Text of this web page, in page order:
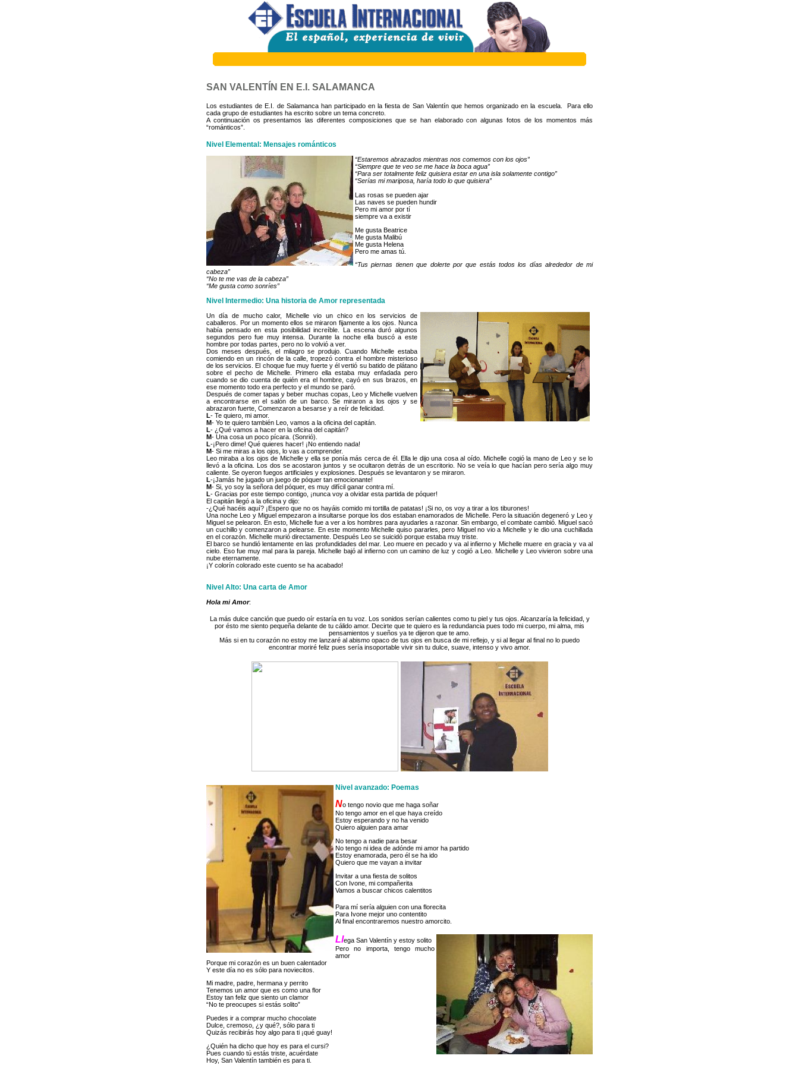
SAN VALENTÍN EN E.I. SALAMANCA
Los estudiantes de E.I. de Salamanca han participado en la fiesta de San Valentín que hemos organizado en la escuela. Para ello
cada grupo de estudiantes ha escrito sobre un tema concreto.
A continuación os presentamos las diferentes composiciones que se han elaborado con algunas fotos de los momentos más
“románticos”.
Nivel Elemental: Mensajes románticos
“Estaremos abrazados mientras nos comemos con los ojos”
“Siempre que te veo se me hace la boca agua”
“Para ser totalmente feliz quisiera estar en una isla solamente contigo”
“Serías mi mariposa, haría todo lo que quisiera”
Las rosas se pueden ajar
Las naves se pueden hundir
Pero mi amor por tí
siempre va a existir
Me gusta Beatrice
Me gusta Malibú
Me gusta Helena
Pero me amas tú.
“Tus piernas tienen que dolerte por que estás todos los días alrededor de mi
cabeza”
“No te me vas de la cabeza”
“Me gusta como sonríes”
Nivel Intermedio: Una historia de Amor representada
Un día de mucho calor, Michelle vio un chico en los servicios de
caballeros. Por un momento ellos se miraron fijamente a los ojos. Nunca
había pensado en esta posibilidad increíble. La escena duró algunos
segundos pero fue muy intensa. Durante la noche ella buscó a este
hombre por todas partes, pero no lo volvió a ver.
Dos meses después, el milagro se produjo. Cuando Michelle estaba
comiendo en un rincón de la calle, tropezó contra el hombre misterioso
de los servicios. El choque fue muy fuerte y él vertió su batido de plátano
sobre el pecho de Michelle. Primero ella estaba muy enfadada pero
cuando se dio cuenta de quién era el hombre, cayó en sus brazos, en
ese momento todo era perfecto y el mundo se paró.
Después de comer tapas y beber muchas copas, Leo y Michelle vuelven
a encontrarse en el salón de un barco. Se miraron a los ojos y se
abrazaron fuerte, Comenzaron a besarse y a reír de felicidad.
L- Te quiero, mi amor.
M- Yo te quiero también Leo, vamos a la oficina del capitán.
L- ¿Qué vamos a hacer en la oficina del capitán?
M- Una cosa un poco pícara. (Sonrió).
L-¡Pero dime! Qué quieres hacer! ¡No entiendo nada!
M- Si me miras a los ojos, lo vas a comprender.
Leo miraba a los ojos de Michelle y ella se ponía más cerca de él. Ella le dijo una cosa al oído. Michelle cogió la mano de Leo y se lo
llevó a la oficina. Los dos se acostaron juntos y se ocultaron detrás de un escritorio. No se veía lo que hacían pero sería algo muy
caliente. Se oyeron fuegos artificiales y explosiones. Después se levantaron y se miraron.
L-¡Jamás he jugado un juego de póquer tan emocionante!
M- Si, yo soy la señora del póquer, es muy difícil ganar contra mí.
L- Gracias por este tiempo contigo, ¡nunca voy a olvidar esta partida de póquer!
El capitán llegó a la oficina y dijo:
-¿Qué hacéis aquí? ¡Espero que no os hayáis comido mi tortilla de patatas! ¡Si no, os voy a tirar a los tiburones!
Una noche Leo y Miguel empezaron a insultarse porque los dos estaban enamorados de Michelle. Pero la situación degeneró y Leo y
Miguel se pelearon. En esto, Michelle fue a ver a los hombres para ayudarles a razonar. Sin embargo, el combate cambió. Miguel sacó
un cuchillo y comenzaron a pelearse. En este momento Michelle quiso pararles, pero Miguel no vio a Michelle y le dio una cuchillada
en el corazón. Michelle murió directamente. Después Leo se suicidó porque estaba muy triste.
El barco se hundió lentamente en las profundidades del mar. Leo muere en pecado y va al infierno y Michelle muere en gracia y va al
cielo. Eso fue muy mal para la pareja. Michelle bajó al infierno con un camino de luz y cogió a Leo. Michelle y Leo vivieron sobre una
nube eternamente.
¡Y colorín colorado este cuento se ha acabado!
Nivel Alto: Una carta de Amor
Hola mi Amor:
La más dulce canción que puedo oír estaría en tu voz. Los sonidos serían calientes como tu piel y tus ojos. Alcanzaría la felicidad, y
por ésto me siento pequeña delante de tu cálido amor. Decirte que te quiero es la redundancia pues todo mi cuerpo, mi alma, mis
pensamientos y sueños ya te dijeron que te amo.
Más si en tu corazón no estoy me lanzaré al abismo opaco de tus ojos en busca de mi reflejo, y si al llegar al final no lo puedo
encontrar moriré feliz pues sería insoportable vivir sin tu dulce, suave, intenso y vivo amor.
Nivel avanzado: Poemas
No tengo novio que me haga soñar
No tengo amor en el que haya creído
Estoy esperando y no ha venido
Quiero alguien para amar
No tengo a nadie para besar
No tengo ni idea de adónde mi amor ha partido
Estoy enamorada, pero él se ha ido
Quiero que me vayan a invitar
Invitar a una fiesta de solitos
Con Ivone, mi compañerita
Vamos a buscar chicos calentitos
Para mí sería alguien con una florecita
Para Ivone mejor uno contentito
Al final encontraremos nuestro amorcito.
Llega San Valentín y estoy solito
Pero no importa, tengo mucho
amor
Porque mi corazón es un buen calentador
Y este día no es sólo para noviecitos.
Mi madre, padre, hermana y perrito
Tenemos un amor que es como una flor
Estoy tan feliz que siento un clamor
“No te preocupes si estás solito”
Puedes ir a comprar mucho chocolate
Dulce, cremoso, ¿y qué?, sólo para ti
Quizás recibirás hoy algo para ti ¡qué guay!
¿Quién ha dicho que hoy es para el cursi?
Pues cuando tú estás triste, acuérdate
Hoy, San Valentín también es para ti.